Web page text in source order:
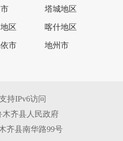
塔城地区
区 喀什地区
市 地州市
持IPv6访问
木齐县人民政府
齐县南华路99号